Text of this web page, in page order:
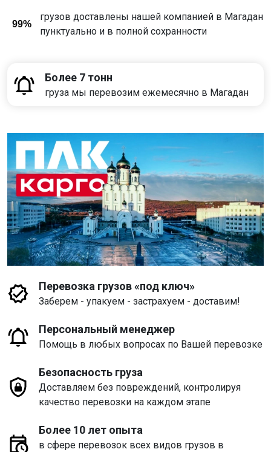
99%
грузов доставлены нашей компанией в Магадан
пунктуально и в полной сохранности
Более 7 тонн
груза мы перевозим ежемесячно в Магадан
Перевозка грузов «под ключ»
Заберем - упакуем - застрахуем - доставим!
Персональный менеджер
Помощь в любых вопросах по Вашей перевозке
Безопасность груза
Доставляем без повреждений, контролируя
качество перевозки на каждом этапе
Более 10 лет опыта
в сфере перевозок всех видов грузов в